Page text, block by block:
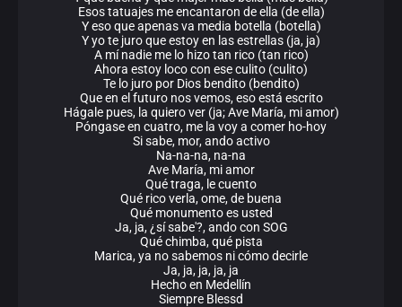
Esos tatuajes me encantaron de ella (de ella)
Y eso que apenas va media botella (botella)
Y yo te juro que estoy en las estrellas (ja, ja)
A mí nadie me lo hizo tan rico (tan rico)
Ahora estoy loco con ese culito (culito)
Te lo juro por Dios bendito (bendito)
Que en el futuro nos vemos, eso está escrito
Hágale pues, la quiero ver (ja; Ave María, mi amor)
Póngase en cuatro, me la voy a comer ho-hoy
Si sabe, mor, ando activo
Na-na-na, na-na
Ave María, mi amor
Qué traga, le cuento
Qué rico verla, ome, de buena
Qué monumento es usted
Ja, ja, ¿sí sabe'?, ando con SOG
Qué chimba, qué pista
Marica, ya no sabemos ni cómo decirle
Ja, ja, ja, ja, ja
Hecho en Medellín
Siempre Blessd